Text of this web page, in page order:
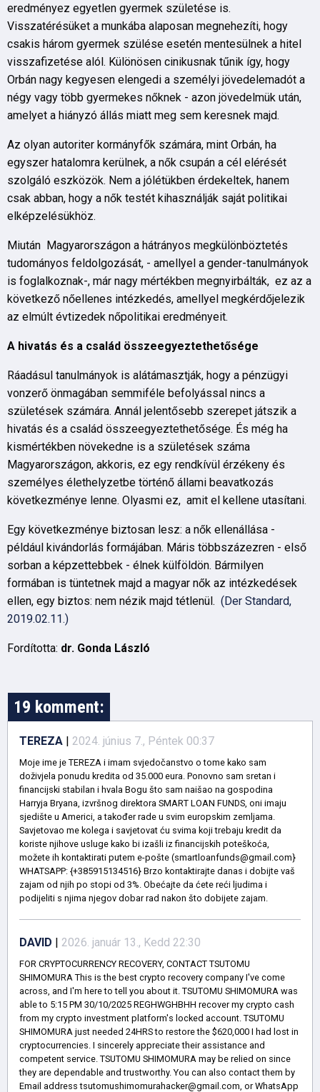
eredményez egyetlen gyermek születése is.
Visszatérésüket a munkába alaposan megnehezíti, hogy
csakis három gyermek szülése esetén mentesülnek a hitel
visszafizetése alól. Különösen cinikusnak tűnik így, hogy
Orbán nagy kegyesen elengedi a személyi jövedelemadót a
négy vagy több gyermekes nőknek - azon jövedelmük után,
amelyet a hiányzó állás miatt meg sem keresnek majd.
Az olyan autoriter kormányfők számára, mint Orbán, ha
egyszer hatalomra kerülnek, a nők csupán a cél elérését
szolgáló eszközök. Nem a jólétükben érdekeltek, hanem
csak abban, hogy a nők testét kihasználják saját politikai
elképzelésükhöz.
Miután Magyarországon a hátrányos megkülönböztetés
tudományos feldolgozását, - amellyel a gender-tanulmányok
is foglalkoznak-, már nagy mértékben megnyirbálták, ez az a
következő nőellenes intézkedés, amellyel megkérdőjelezik
az elmúlt évtizedek nőpolitikai eredményeit.
A hivatás és a család összeegyeztethetősége
Ráadásul tanulmányok is alátámasztják, hogy a pénzügyi
vonzerő önmagában semmiféle befolyással nincs a
születések számára. Annál jelentősebb szerepet játszik a
hivatás és a család összeegyeztethetősége. És még ha
kismértékben növekedne is a születések száma
Magyarországon, akkoris, ez egy rendkívül érzékeny és
személyes élethelyzetbe történő állami beavatkozás
következménye lenne. Olyasmi ez, amit el kellene utasítani.
Egy következménye biztosan lesz: a nők ellenállása -
például kivándorlás formájában. Máris többszázezren - első
sorban a képzettebbek - élnek külföldön. Bármilyen
formában is tüntetnek majd a magyar nők az intézkedések
ellen, egy biztos: nem nézik majd tétlenül. (Der Standard,
2019.02.11.)
Fordította: dr. Gonda László
19 komment:
TEREZA | 2024. június 7., Péntek 00:37
Moje ime je TEREZA i imam svjedočanstvo o tome kako sam
doživjela ponudu kredita od 35.000 eura. Ponovno sam sretan i
financijski stabilan i hvala Bogu što sam naišao na gospodina
Harryja Bryana, izvršnog direktora SMART LOAN FUNDS, oni imaju
sjedište u Americi, a također rade u svim europskim zemljama.
Savjetovao me kolega i savjetovat ću svima koji trebaju kredit da
koriste njihove usluge kako bi izašli iz financijskih poteškoća,
možete ih kontaktirati putem e-pošte (smartloanfunds@gmail.com}
WHATSAPP: {+385915134516} Brzo kontaktirajte danas i dobijte vaš
zajam od njih po stopi od 3%. Obećajte da ćete reći ljudima i
podijeliti s njima njegov dobar rad nakon što dobijete zajam.
DAVID | 2026. január 13., Kedd 22:30
FOR CRYPTOCURRENCY RECOVERY, CONTACT TSUTOMU
SHIMOMURA This is the best crypto recovery company I've come
across, and I'm here to tell you about it. TSUTOMU SHIMOMURA was
able to 5:15 PM 30/10/2025 REGHWGHBHH recover my crypto cash
from my crypto investment platform's locked account. TSUTOMU
SHIMOMURA just needed 24HRS to restore the $620,000 I had lost in
cryptocurrencies. I sincerely appreciate their assistance and
competent service. TSUTOMU SHIMOMURA may be relied on since
they are dependable and trustworthy. You can also contact them by
Email address tsutomushimomurahacker@gmail.com, or WhatsApp